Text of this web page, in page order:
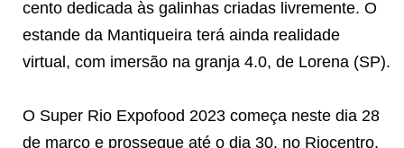
cento dedicada às galinhas criadas livremente. O
estande da Mantiqueira terá ainda realidade
virtual, com imersão na granja 4.0, de Lorena (SP).
O Super Rio Expofood 2023 começa neste dia 28
de março e prossegue até o dia 30, no Riocentro,